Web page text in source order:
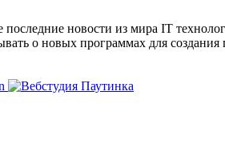
новости из мира IT
о новых программах для